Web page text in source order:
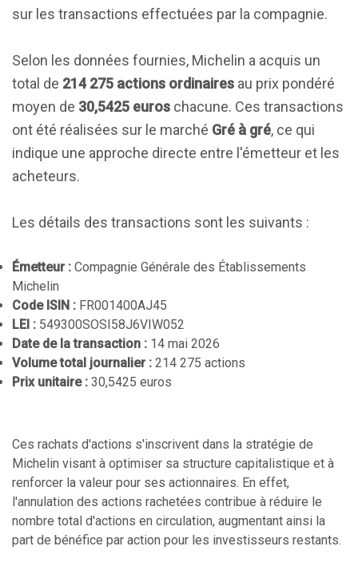
sur les transactions effectuées par la compagnie.
Selon les données fournies, Michelin a acquis un
total de 214 275 actions ordinaires au prix pondéré
moyen de 30,5425 euros chacune. Ces transactions
ont été réalisées sur le marché Gré à gré, ce qui
indique une approche directe entre l'émetteur et les
acheteurs.
Les détails des transactions sont les suivants :
Émetteur : Compagnie Générale des Établissements
Michelin
Code ISIN : FR001400AJ45
LEI : 549300SOSI58J6VIW052
Date de la transaction : 14 mai 2026
Volume total journalier : 214 275 actions
Prix unitaire : 30,5425 euros
Ces rachats d'actions s'inscrivent dans la stratégie de
Michelin visant à optimiser sa structure capitalistique et à
renforcer la valeur pour ses actionnaires. En effet,
l'annulation des actions rachetées contribue à réduire le
nombre total d'actions en circulation, augmentant ainsi la
part de bénéfice par action pour les investisseurs restants.